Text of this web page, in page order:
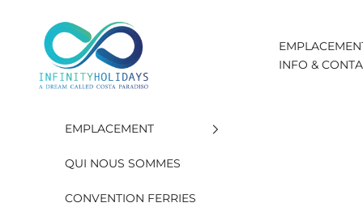
INFINITY HOLIDAYS SAS
INFO &
EMPLACEMENT
QUI NOUS SOMMES
CONVENTION FERRIES